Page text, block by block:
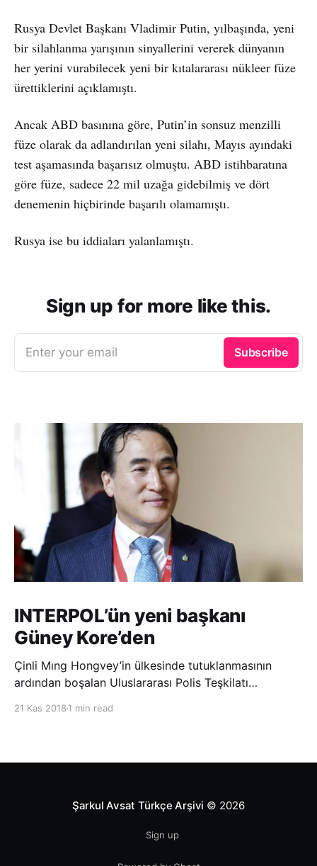
Rusya Devlet Başkanı Vladimir Putin, yılbaşında, yeni
bir silahlanma yarışının sinyallerini vererek dünyanın
her yerini vurabilecek yeni bir kıtalararası nükleer füze
ürettiklerini açıklamıştı.
Ancak ABD basınına göre, Putin’in sonsuz menzilli
füze olarak da adlandırılan yeni silahı, Mayıs ayındaki
test aşamasında başarısız olmuştu. ABD istihbaratına
göre füze, sadece 22 mil uzağa gidebilmiş ve dört
denemenin hiçbirinde başarılı olamamıştı.
Rusya ise bu iddiaları yalanlamıştı.
Sign up for more like this.
Enter your email Subscribe
INTERPOL’ün yeni başkanı
Güney Kore’den
Çinli Mıng Hongvey’in ülkesinde tutuklanmasının
ardından boşalan Uluslararası Polis Teşkilatı
21 Kas 2018 1 min read
Şarkul Avsat Türkçe Arşivi © 2026
Sign up